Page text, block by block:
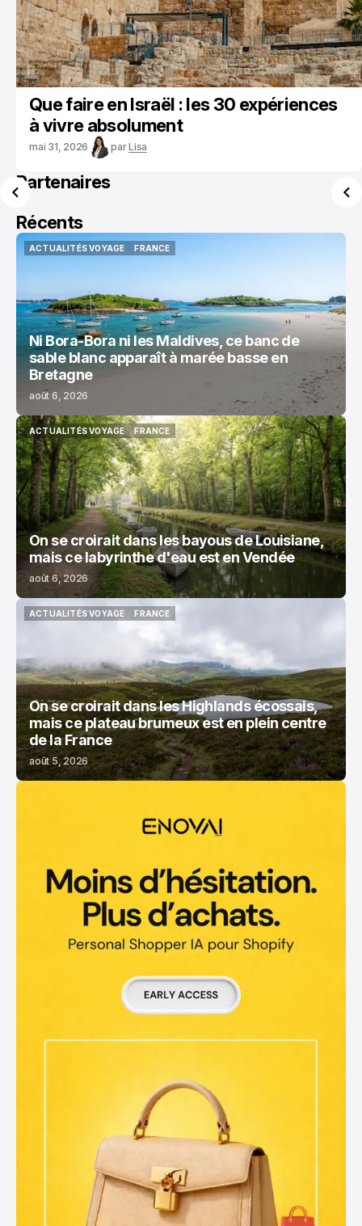
Que faire en Israël : les 30 expériences
à vivre absolument
mai 31, 2026 parLisa
Partenaires
Récents
ACTUALITÉS VOYAGE
FRANCE
Ni Bora-Bora ni les Maldives, ce banc de
sable blanc apparaît à marée basse en
Bretagne
août 6, 2026
ACTUALITÉS VOYAGE
ACTUALITÉS VOYAGE
FRANCE
FRANCE
On se croirait dans les bayous de Louisiane,
mais ce labyrinthe d'eau est en Vendée
août 6, 2026
ACTUALITÉS VOYAGE
FRANCE
On se croirait dans les Highlands écossais,
mais ce plateau brumeux est en plein centre
de la France
août 5, 2026